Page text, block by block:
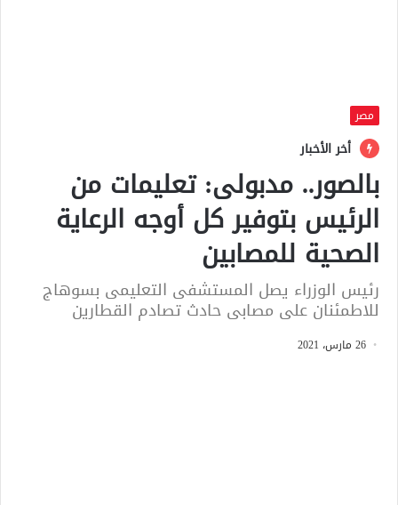
مصر
أخر الأخبار
بالصور.. مدبولى: تعليمات من
الرئيس بتوفير كل أوجه الرعاية
الصحية للمصابين
رئيس الوزراء يصل المستشفى التعليمى بسوهاج
للاطمئنان على مصابى حادث تصادم القطارين
26 مارس، 2021